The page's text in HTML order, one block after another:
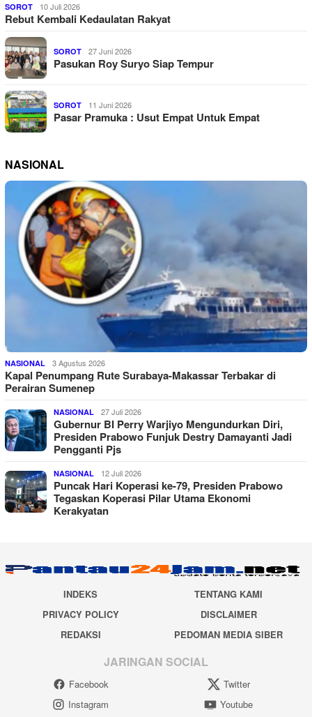
SOROT 10 Juli 2026
Rebut Kembali Kedaulatan Rakyat
SOROT 27 Juni 2026
Pasukan Roy Suryo Siap Tempur
SOROT 11 Juni 2026
Pasar Pramuka : Usut Empat Untuk Empat
NASIONAL
NASIONAL 3 Agustus 2026
Kapal Penumpang Rute Surabaya-Makassar Terbakar di
Perairan Sumenep
NASIONAL 27 Juli 2026
Gubernur BI Perry Warjiyo Mengundurkan Diri,
Presiden Prabowo Funjuk Destry Damayanti Jadi
Pengganti Pjs
NASIONAL 12 Juli 2026
Puncak Hari Koperasi ke-79, Presiden Prabowo
Tegaskan Koperasi Pilar Utama Ekonomi
Kerakyatan
INDEKS
TENTANG KAMI
PRIVACY POLICY
DISCLAIMER
REDAKSI
PEDOMAN MEDIA SIBER
JARINGAN SOCIAL
Facebook
Twitter
Instagram
Youtube